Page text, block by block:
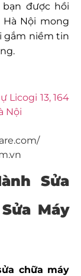
được hồi
Nội mong
gắm niềm tin
Licogi 13, 164
Nội
Sửa
Máy
chữa máy